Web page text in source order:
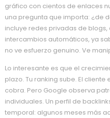
gráfico con cientos de enlaces
una pregunta que importa: ¿de
incluye redes privadas de
intercambios automáticos, ya
no ve esfuerzo genuino. Ve
Lo interesante es que el
plazo. Tu ranking sube. El
cobra. Pero Google observa
individuales. Un perfil de
temporal: algunos meses más